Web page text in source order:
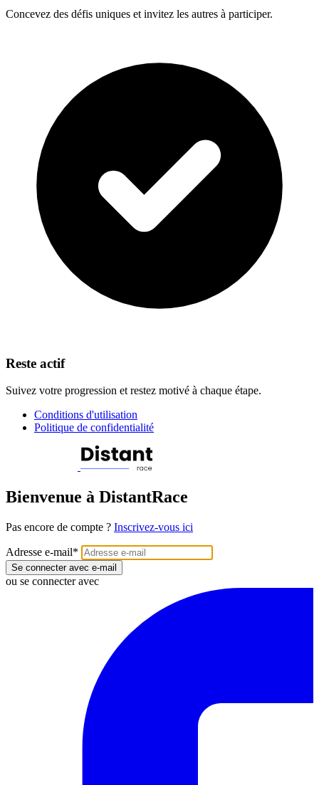
Concevez des défis uniques et invitez les autres à participer.
Reste actif
Suivez votre progression et restez motivé à chaque étape.
Conditions d'utilisation
Politique de confidentialité
Bienvenue à DistantRace
Pas encore de compte ? Inscrivez-vous ici
Adresse e-mail*
Se connecter avec e-mail
ou se connecter avec